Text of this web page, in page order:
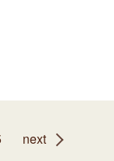
next